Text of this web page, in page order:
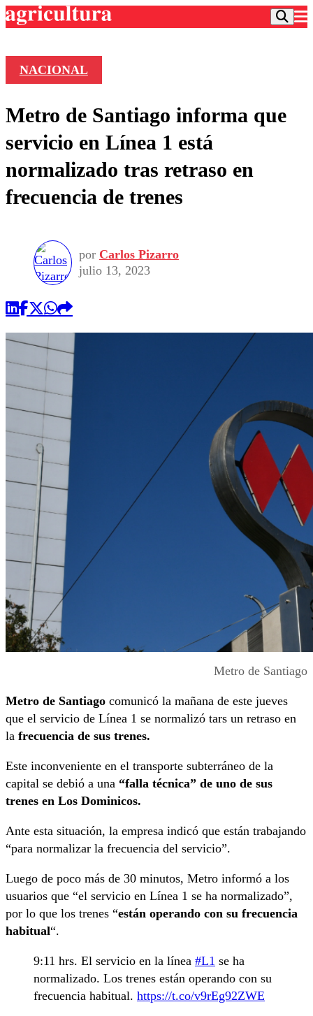
Frecuencias
Agricultura TV
Deportes
Colo Colo
Motor
Torneo Internacional
Torneo Nacional
Entretención
Noticias
Internacional
Nacional
Vida Social
Programas
Comercial
NACIONAL
Metro de Santiago informa que
servicio en Línea 1 está
normalizado tras retraso en
frecuencia de trenes
por Carlos Pizarro
julio 13, 2023
Metro de Santiago
Metro de Santiago comunicó la mañana de este jueves
que el servicio de Línea 1 se normalizó tars un retraso en
la frecuencia de sus trenes.
Este inconveniente en el transporte subterráneo de la
capital se debió a una “falla técnica” de uno de sus
trenes en Los Dominicos.
Ante esta situación, la empresa indicó que están trabajando
“para normalizar la frecuencia del servicio”.
Luego de poco más de 30 minutos, Metro informó a los
usuarios que “el servicio en Línea 1 se ha normalizado”,
por lo que los trenes “están operando con su frecuencia
habitual“.
9:11 hrs. El servicio en la línea #L1 se ha
normalizado. Los trenes están operando con su
frecuencia habitual. https://t.co/v9rEg92ZWE